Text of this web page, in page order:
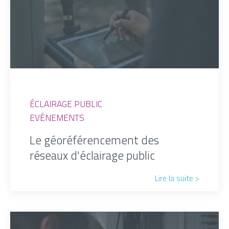
ÉCLAIRAGE PUBLIC
EVÉNEMENTS
Le géoréférencement des
réseaux d'éclairage public
Lire la suite >